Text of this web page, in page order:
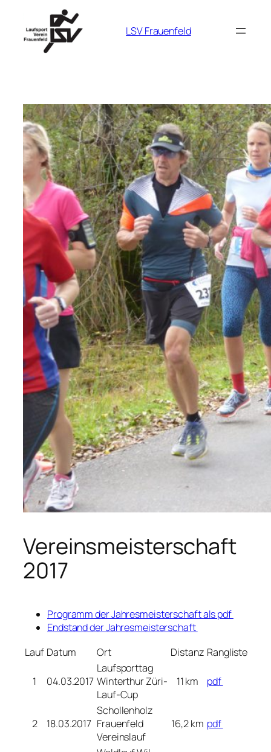
springen
LSV Frauenfeld
Vereinsmeisterschaft
2017
Programm der Jahresmeisterschaft als pdf
Endstand der Jahresmeisterschaft
Lauf Datum Ort Distanz Rangliste
1 04.03.2017
Laufsporttag
Winterthur Züri-
Lauf-Cup
11 km pdf
2 18.03.2017
Schollenholz
Frauenfeld
Vereinslauf
16,2 km pdf